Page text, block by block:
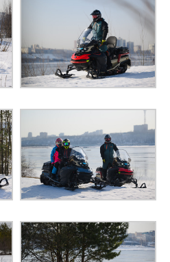
1500 мм
мм
600 мм
3925 мм